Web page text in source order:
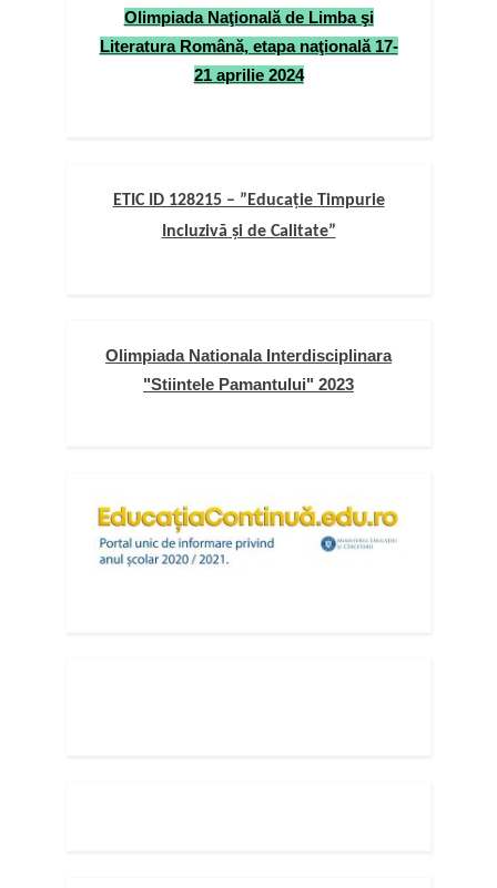
Olimpiada Naţională de Limba şi
Literatura Română, etapa naţională 17-
21 aprilie 2024
ETIC ID 128215 – ”Educație Timpurie
Incluzivă și de Calitate”
Olimpiada Nationala Interdisciplinara
"Stiintele Pamantului" 2023